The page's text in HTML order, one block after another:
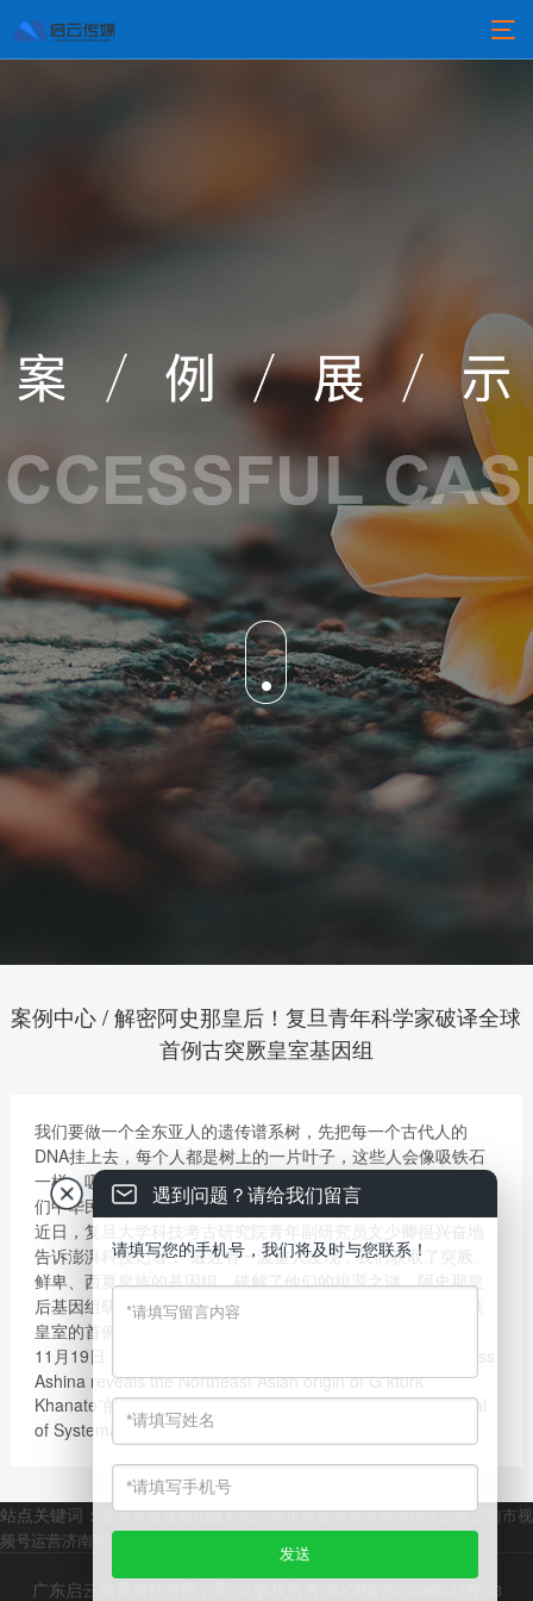
案例中心 / 解密阿史那皇后！复旦青年科学家破译全球
首例古突厥皇室基因组
我们要做一个全东亚人的遗传谱系树，先把每一个古代人的
DNA挂上去，每个人都是树上的一片叶子，这些人会像吸铁石
一样，吸引公众参与，建立现代人与古代人的联系，这就是我
们中华民族的“大家谱”。用DNA做家谱，这是一件很酷的事情。
近日，复旦大学科技考古研究院青年副研究员文少卿很兴奋地
告诉澎湃科技记者：“最近有一波重大发现，我们获取了突厥、
鲜卑、西夏皇族的基因组，破解了他们的祖源之谜，阿史那皇
后基因组研究的文章最近就能发表，这个基因组是全球古突厥
皇室的首例，也是中国古代名人的首例。”
11月19日，文少卿团队一篇题为“Ancient Genome of Empress
Ashina reveals the Northeast Asian origin of G ktürk
Khanate”的论文，已被中科院一区中国大陆SCI期刊《Journal
of Systematics and Evolution》接收。
站点关键词： 济南市短视频拍摄剪辑济南市抖音运营济南市快手运营济南市视
频号运营济南市小红书运营
广东启云教育科技有限公司 © 版权所有 粤ICP备2023089437号-13
遇到问题？请给我们留言
请填写您的手机号，我们将及时与您联系！